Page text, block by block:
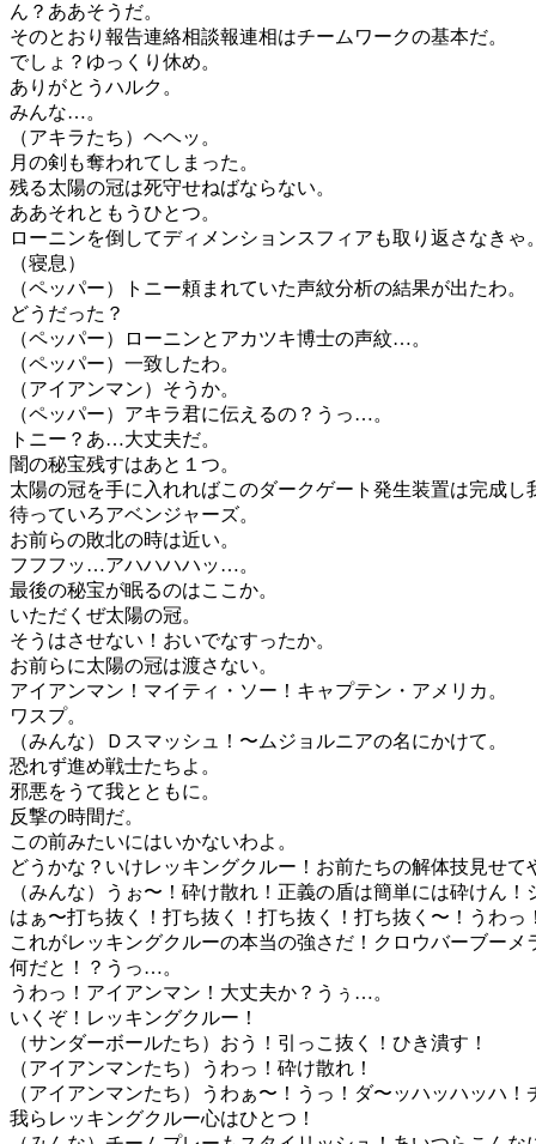
ん？ああそうだ。
そのとおり報告連絡相談報連相はチームワークの基本だ。
でしょ？ゆっくり休め。
ありがとうハルク。
みんな…。
（アキラたち）ヘヘッ。
月の剣も奪われてしまった。
残る太陽の冠は死守せねばならない。
ああそれともうひとつ。
ローニンを倒してディメンションスフィアも取り返さなきゃ。
（寝息）
（ペッパー）トニー頼まれていた声紋分析の結果が出たわ。
どうだった？
（ペッパー）ローニンとアカツキ博士の声紋…。
（ペッパー）一致したわ。
（アイアンマン）そうか。
（ペッパー）アキラ君に伝えるの？うっ…。
トニー？あ…大丈夫だ。
闇の秘宝残すはあと１つ。
太陽の冠を手に入れればこのダークゲート発生装置は完成し
待っていろアベンジャーズ。
お前らの敗北の時は近い。
フフフッ…アハハハハッ…。
最後の秘宝が眠るのはここか。
いただくぜ太陽の冠。
そうはさせない！おいでなすったか。
お前らに太陽の冠は渡さない。
アイアンマン！マイティ・ソー！キャプテン・アメリカ。
ワスプ。
（みんな）Ｄスマッシュ！〜ムジョルニアの名にかけて。
恐れず進め戦士たちよ。
邪悪をうて我とともに。
反撃の時間だ。
この前みたいにはいかないわよ。
どうかな？いけレッキングクルー！お前たちの解体技見せて
（みんな）うぉ〜！砕け散れ！正義の盾は簡単には砕けん
はぁ〜打ち抜く！打ち抜く！打ち抜く！打ち抜く〜！うわっ
これがレッキングクルーの本当の強さだ！クロウバーブー
何だと！？うっ…。
うわっ！アイアンマン！大丈夫か？うぅ…。
いくぞ！レッキングクルー！
（サンダーボールたち）おう！引っこ抜く！ひき潰す！
（アイアンマンたち）うわっ！砕け散れ！
（アイアンマンたち）うわぁ〜！うっ！ダ〜ッハッハッハ
我らレッキングクルー心はひとつ！